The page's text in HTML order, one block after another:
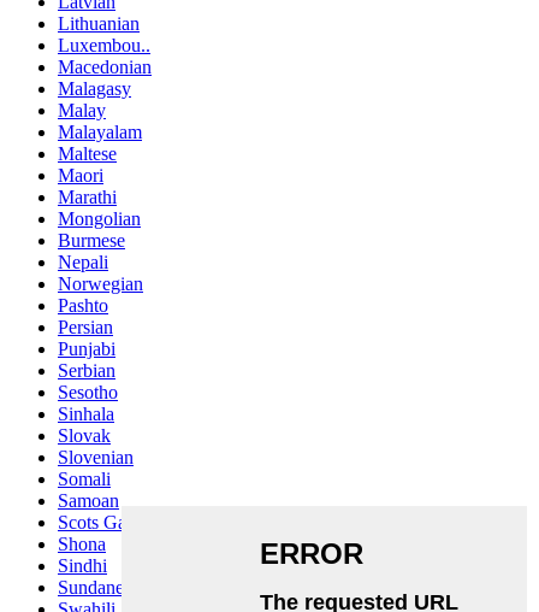
Lithuanian
Luxembou..
Macedonian
Malagasy
Malay
Malayalam
Maltese
Maori
Marathi
Mongolian
Burmese
Nepali
Norwegian
Pashto
Persian
Punjabi
Serbian
Sesotho
Sinhala
Slovak
Slovenian
Somali
Samoan
Scots Gaelic
Shona
Sindhi
Sundanese